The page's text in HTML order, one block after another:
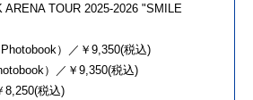
ARENA TOUR 2025-2026 "SMILE
）／￥9,350(税込)
）／￥9,350(税込)
8,250(税込)